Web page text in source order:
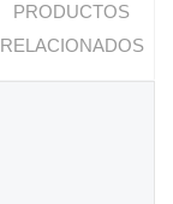
PRODUCTOS
RELACIONADOS